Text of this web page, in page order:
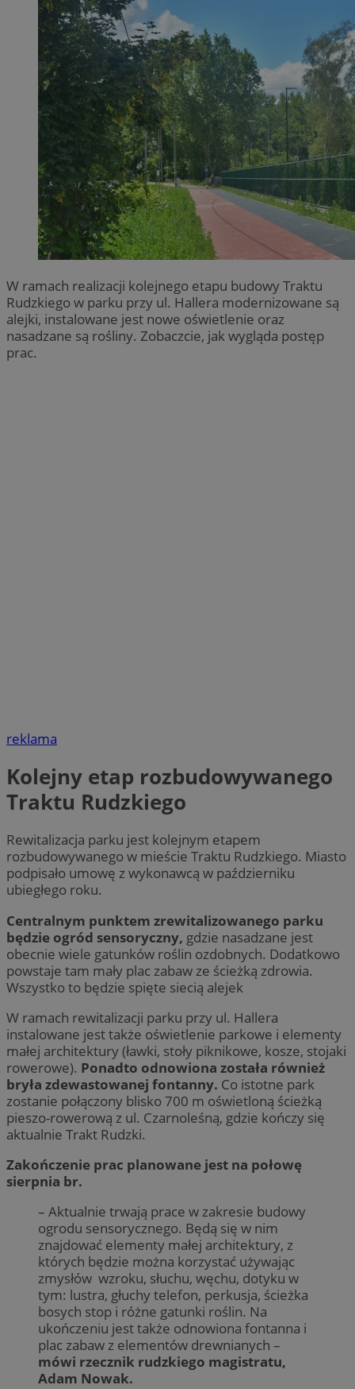
W ramach realizacji kolejnego etapu budowy Traktu
Rudzkiego w parku przy ul. Hallera modernizowane są
alejki, instalowane jest nowe oświetlenie oraz
nasadzane są rośliny. Zobaczcie, jak wygląda postęp
prac.
reklama
Kolejny etap rozbudowywanego
Traktu Rudzkiego
Rewitalizacja parku jest kolejnym etapem
rozbudowywanego w mieście Traktu Rudzkiego. Miasto
podpisało umowę z wykonawcą w październiku
ubiegłego roku.
Centralnym punktem zrewitalizowanego parku
będzie ogród sensoryczny, gdzie nasadzane jest
obecnie wiele gatunków roślin ozdobnych. Dodatkowo
powstaje tam mały plac zabaw ze ścieżką zdrowia.
Wszystko to będzie spięte siecią alejek
W ramach rewitalizacji parku przy ul. Hallera
instalowane jest także oświetlenie parkowe i elementy
małej architektury (ławki, stoły piknikowe, kosze, stojaki
rowerowe). Ponadto odnowiona została również
bryła zdewastowanej fontanny. Co istotne park
zostanie połączony blisko 700 m oświetloną ścieżką
pieszo-rowerową z ul. Czarnoleśną, gdzie kończy się
aktualnie Trakt Rudzki.
Zakończenie prac planowane jest na połowę
sierpnia br.
– Aktualnie trwają prace w zakresie budowy
ogrodu sensorycznego. Będą się w nim
znajdować elementy małej architektury, z
których będzie można korzystać używając
zmysłów wzroku, słuchu, węchu, dotyku w
tym: lustra, głuchy telefon, perkusja, ścieżka
bosych stop i różne gatunki roślin. Na
ukończeniu jest także odnowiona fontanna i
plac zabaw z elementów drewnianych –
mówi rzecznik rudzkiego magistratu,
Adam Nowak.